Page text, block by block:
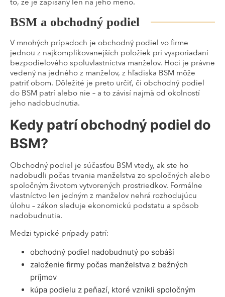
to, že je zapísaný len na jeho meno.
BSM a obchodný podiel
V mnohých prípadoch je obchodný podiel vo firme
jednou z najkomplikovanejších položiek pri vysporiadaní
bezpodielového spoluvlastníctva manželov. Hoci je právne
vedený na jedného z manželov, z hľadiska BSM môže
patriť obom. Dôležité je preto určiť, či obchodný podiel
do BSM patrí alebo nie – a to závisí najmä od okolností
jeho nadobudnutia.
Kedy patrí obchodný podiel do
BSM?
Obchodný podiel je súčasťou BSM vtedy, ak ste ho
nadobudli počas trvania manželstva zo spoločných alebo
spoločným životom vytvorených prostriedkov. Formálne
vlastníctvo len jedným z manželov nehrá rozhodujúcu
úlohu – zákon sleduje ekonomickú podstatu a spôsob
nadobudnutia.
Medzi typické prípady patrí:
obchodný podiel nadobudnutý po sobáši
založenie firmy počas manželstva z bežných
príjmov
kúpa podielu z peňazí, ktoré vznikli spoločným